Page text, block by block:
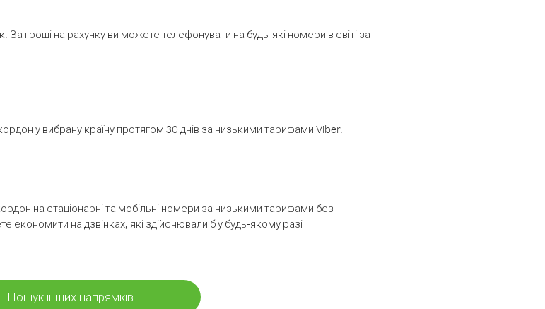
гроші на рахунку ви можете телефонувати на будь-які номери в світі за
у вибрану країну протягом 30 днів за низькими тарифами Viber.
на стаціонарні та мобільні номери за низькими тарифами без
на дзвінках, які здійснювали б у будь-якому разі
Пошук інших напрямків